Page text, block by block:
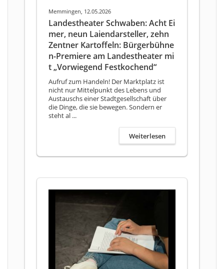
Memmingen, 12.05.2026
Landestheater Schwaben: Acht Ei
mer, neun Laiendarsteller, zehn
Zentner Kartoffeln: Bürgerbühne
n-Premiere am Landestheater mi
t „Vorwiegend Festkochend“
Aufruf zum Handeln! Der Marktplatz ist
nicht nur Mittelpunkt des Lebens und
Austauschs einer Stadtgesellschaft über
die Dinge, die sie bewegen. Sondern er
steht al ...
Weiterlesen